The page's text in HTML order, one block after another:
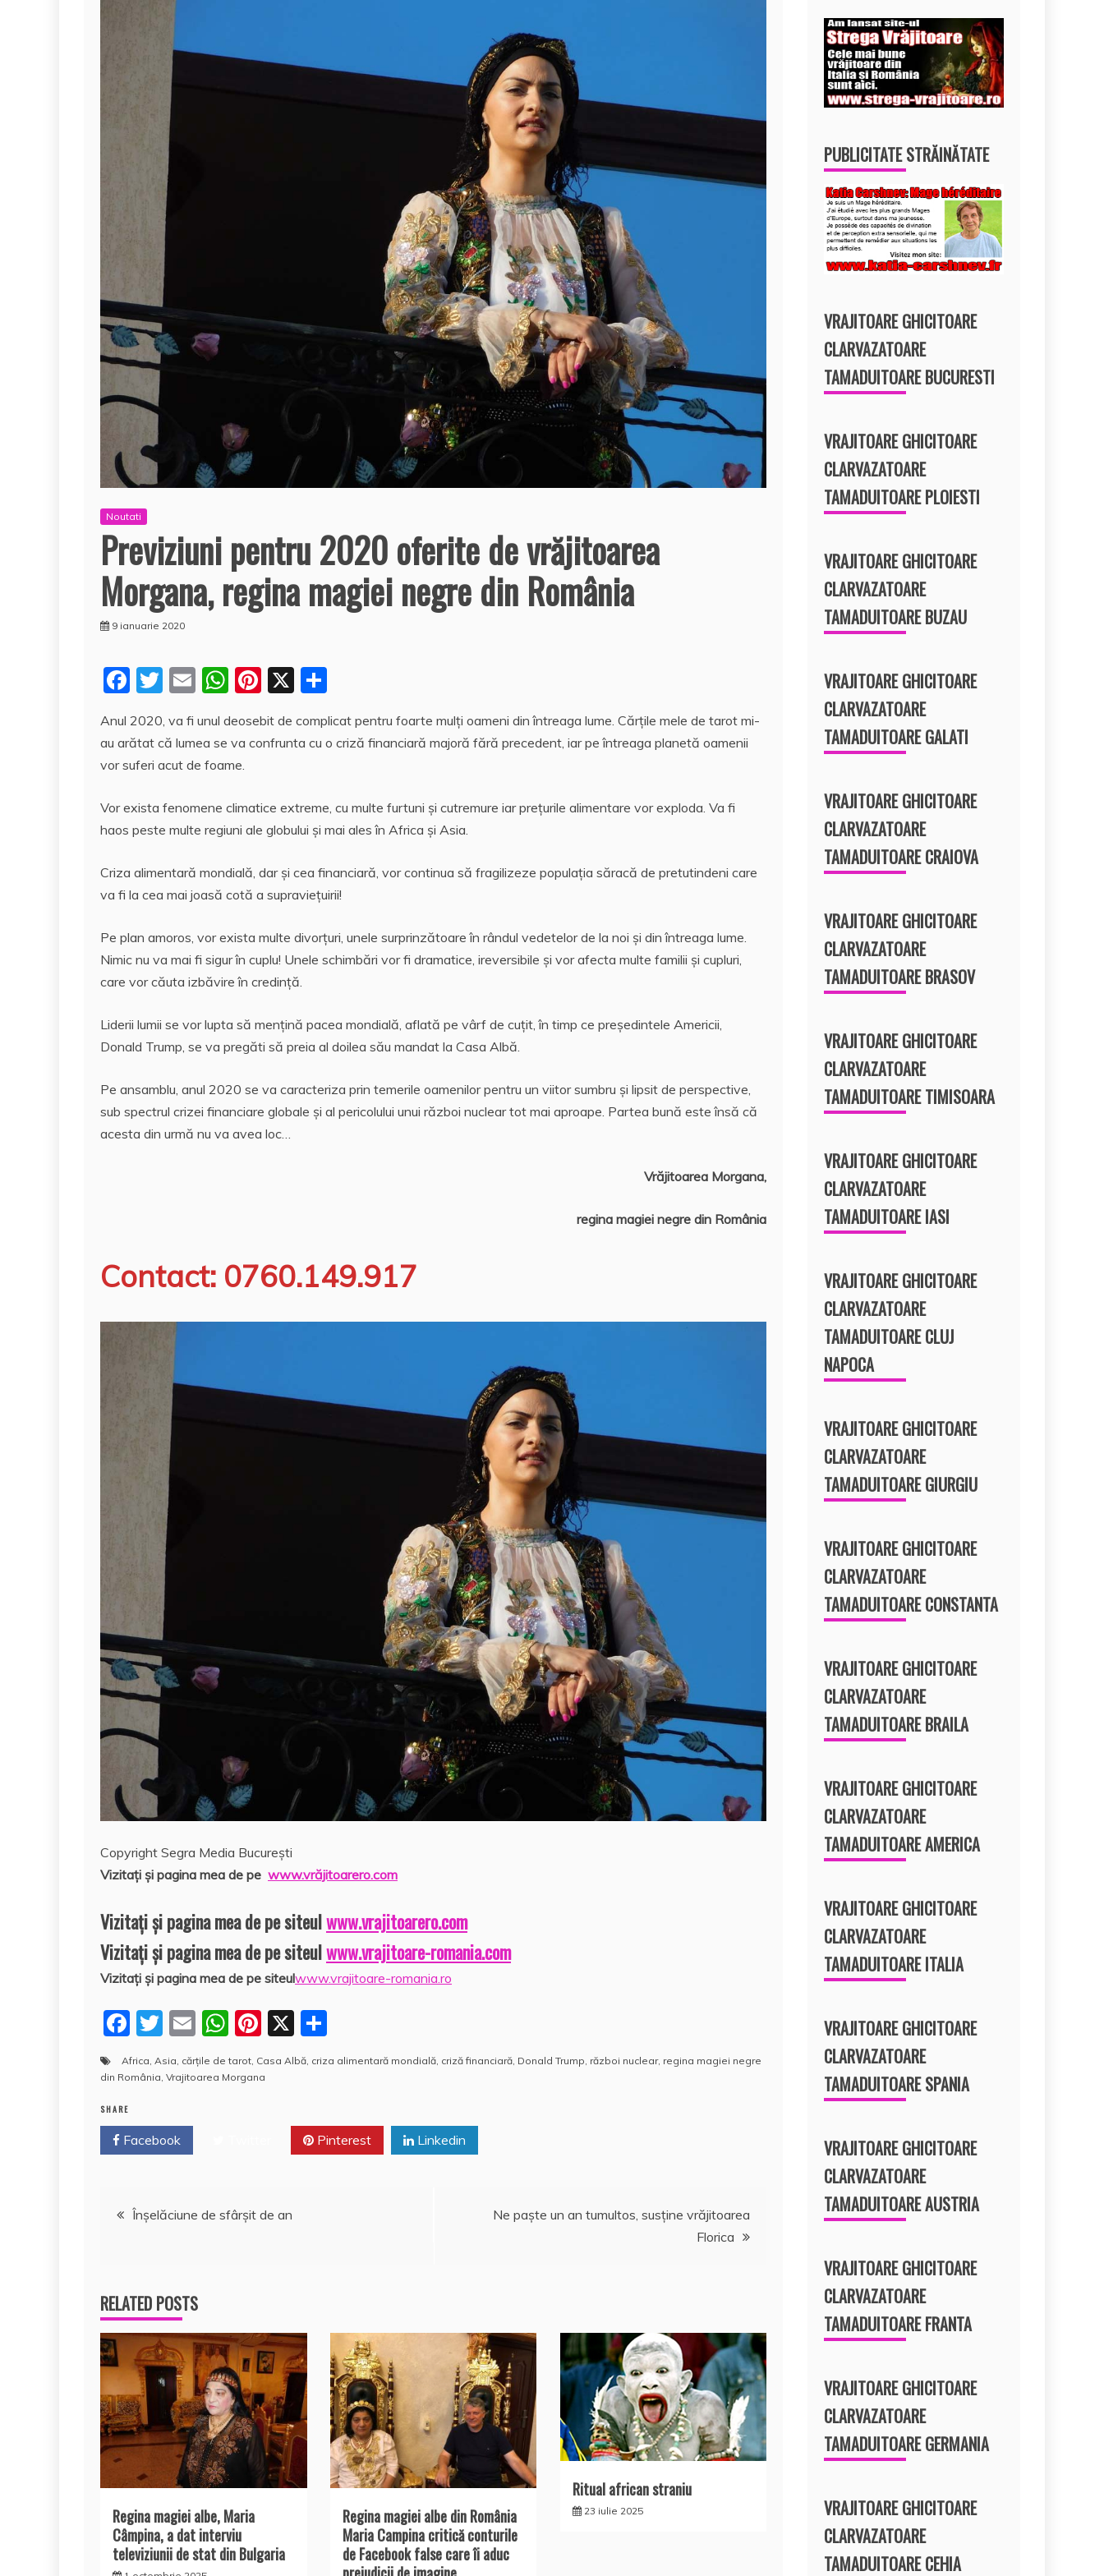
Noutati
Previziuni pentru 2020 oferite de vrăjitoarea
Morgana, regina magiei negre din România
9 ianuarie 2020
F
c
e
o
o
k
T
itt
er
E
ai
l
W
at
s
p
p
Pi
er
X
rt
a
z
ă
Anul 2020, va fi unul deosebit de complicat pentru foarte mulți oameni din întreaga lume. Cărțile mele de tarot mi-
au arătat că lumea se va confrunta cu o criză financiară majoră fără precedent, iar pe întreaga planetă oamenii
vor suferi acut de foame.
Vor exista fenomene climatice extreme, cu multe furtuni și cutremure iar prețurile alimentare vor exploda. Va fi
haos peste multe regiuni ale globului și mai ales în Africa și Asia.
Criza alimentară mondială, dar și cea financiară, vor continua să fragilizeze populația săracă de pretutindeni care
va fi la cea mai joasă cotă a supraviețuirii!
Pe plan amoros, vor exista multe divorțuri, unele surprinzătoare în rândul vedetelor de la noi și din întreaga lume.
Nimic nu va mai fi sigur în cuplu! Unele schimbări vor fi dramatice, ireversibile și vor afecta multe familii și cupluri,
care vor căuta izbăvire în credință.
Liderii lumii se vor lupta să mențină pacea mondială, aflată pe vârf de cuțit, în timp ce președintele Americii,
Donald Trump, se va pregăti să preia al doilea său mandat la Casa Albă.
Pe ansamblu, anul 2020 se va caracteriza prin temerile oamenilor pentru un viitor sumbru și lipsit de perspective,
sub spectrul crizei financiare globale și al pericolului unui război nuclear tot mai aproape. Partea bună este însă că
acesta din urmă nu va avea loc…
Vrăjitoarea Morgana,
regina magiei negre din România
Contact: 0760.149.917
Copyright Segra Media București
Vizitaţi şi pagina mea de pe www.vrăjitoarero.com
Vizitaţi şi pagina mea de pe siteulwww.vrajitoarero.com
Vizitaţi şi pagina mea de pe siteulwww.vrajitoare-romania.com
Vizitaţi şi pagina mea de pe siteulwww.vrajitoare-romania.ro
F
a
c
b
o
k
T
w
itt
E
m
ai
W
h
at
Pi
nt
er
X
e
a
Africa, Asia, cărţile de tarot, Casa Albă, criza alimentară mondială, criză financiară, Donald Trump, război nuclear, regina magiei negre
din România, Vrajitoarea Morgana
SHARE
Facebook Pinterest Linkedin
Navigare
articole
Înșelăciune de sfârșit de an
Ne paște un an tumultos, susține vrăjitoarea
Florica
RELATED POSTS
Regina magiei albe, Maria
Câmpina, a dat interviu
televiziunii de stat din Bulgaria
Regina magiei albe din România
Maria Campina critică conturile
de Facebook false care îi aduc
Ritual african straniu
23 iulie 2025
PUBLICITATE STRĂINĂTATE
VRAJITOARE GHICITOARE
CLARVAZATOARE
TAMADUITOARE BUCURESTI
VRAJITOARE GHICITOARE
CLARVAZATOARE
TAMADUITOARE PLOIESTI
VRAJITOARE GHICITOARE
CLARVAZATOARE
TAMADUITOARE BUZAU
VRAJITOARE GHICITOARE
CLARVAZATOARE
TAMADUITOARE GALATI
VRAJITOARE GHICITOARE
CLARVAZATOARE
TAMADUITOARE CRAIOVA
VRAJITOARE GHICITOARE
CLARVAZATOARE
TAMADUITOARE BRASOV
VRAJITOARE GHICITOARE
CLARVAZATOARE
TAMADUITOARE TIMISOARA
VRAJITOARE GHICITOARE
CLARVAZATOARE
TAMADUITOARE IASI
VRAJITOARE GHICITOARE
CLARVAZATOARE
TAMADUITOARE CLUJ
NAPOCA
VRAJITOARE GHICITOARE
CLARVAZATOARE
TAMADUITOARE GIURGIU
VRAJITOARE GHICITOARE
CLARVAZATOARE
TAMADUITOARE CONSTANTA
VRAJITOARE GHICITOARE
CLARVAZATOARE
TAMADUITOARE BRAILA
VRAJITOARE GHICITOARE
CLARVAZATOARE
TAMADUITOARE AMERICA
VRAJITOARE GHICITOARE
CLARVAZATOARE
TAMADUITOARE ITALIA
VRAJITOARE GHICITOARE
CLARVAZATOARE
TAMADUITOARE SPANIA
VRAJITOARE GHICITOARE
CLARVAZATOARE
TAMADUITOARE AUSTRIA
VRAJITOARE GHICITOARE
CLARVAZATOARE
TAMADUITOARE FRANTA
VRAJITOARE GHICITOARE
CLARVAZATOARE
TAMADUITOARE GERMANIA
VRAJITOARE GHICITOARE
CLARVAZATOARE
TAMADUITOARE CEHIA